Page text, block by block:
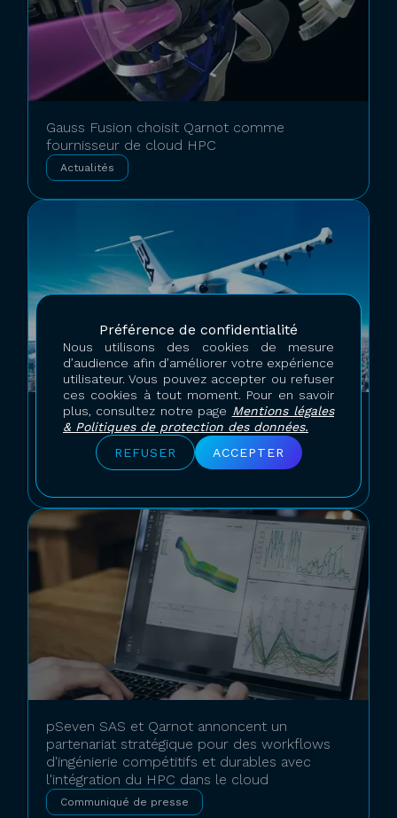
Préférence de confidentialité
Nous utilisons des cookies de mesure
d’audience afin d’améliorer votre expérience
utilisateur. Vous pouvez accepter ou refuser
ces cookies à tout moment. Pour en savoir
plus, consultez notre page Mentions légales
& Politiques de protection des données.
REFUSER
ACCEPTER
Gauss Fusion choisit Qarnot comme
fournisseur de cloud HPC
Actualités
Aura Aero choisit Qarnot, fournisseur français
de cloud HPC, pour accélérer la conception
de ses avions décarbonés
pSeven SAS et Qarnot annoncent un
partenariat stratégique pour des workflows
d'ingénierie compétitifs et durables avec
l'intégration du HPC dans le cloud
Communiqué de presse